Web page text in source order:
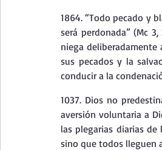
1864. “Todo pecado y
será perdonada” (Mc
niega deliberadamente
sus pecados y la
conducir a la
1037. Dios no
aversión voluntaria a
las plegarias diarias
sino que todos lleguen